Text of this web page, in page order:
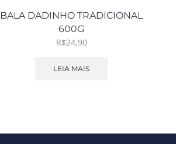
BALA DADINHO TRADICIONAL
600G
R$24,90
LEIA MAIS